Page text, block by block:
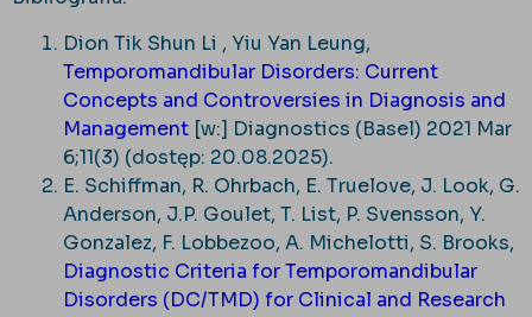
Dion Tik Shun Li , Yiu Yan Leung,
Temporomandibular Disorders: Current
Concepts and Controversies in Diagnosis and
Management [w:] Diagnostics (Basel) 2021 Mar
6;11(3) (dostęp: 20.08.2025).
E. Schiffman, R. Ohrbach, E. Truelove, J. Look, G.
Anderson, J.P. Goulet, T. List, P. Svensson, Y.
Gonzalez, F. Lobbezoo, A. Michelotti, S. Brooks,
Diagnostic Criteria for Temporomandibular
Disorders (DC/TMD) for Clinical and Research